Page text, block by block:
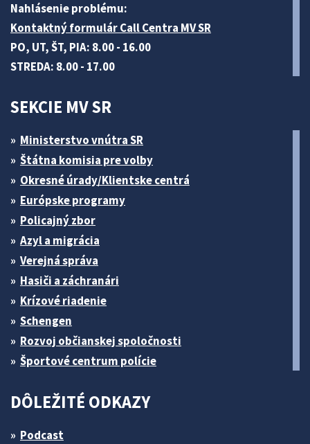
Nahlásenie problému:
Kontaktný formulár Call Centra MV SR
PO, UT, ŠT, PIA: 8.00 - 16.00
STREDA: 8.00 - 17.00
SEKCIE MV SR
Ministerstvo vnútra SR
Štátna komisia pre volby
Okresné úrady/Klientske centrá
Európske programy
Policajný zbor
Azyl a migrácia
Verejná správa
Hasiči a záchranári
Krízové riadenie
Schengen
Rozvoj občianskej spoločnosti
Športové centrum polície
DÔLEŽITÉ ODKAZY
Podcast